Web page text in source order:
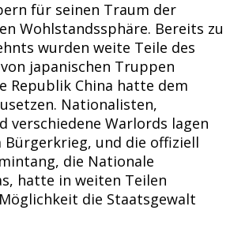
für seinen Traum der
Wohlstandssphäre. Bereits zu
wurden weite Teile des
japanischen Truppen
Republik China hatte dem
Nationalisten,
verschiedene Warlords lagen
und die offiziell
die Nationale
hatte in weiten Teilen
die Staatsgewalt